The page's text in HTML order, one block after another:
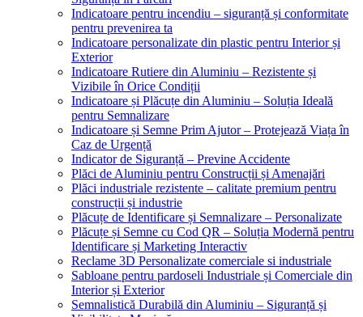
Indicatoare pentru incendiu – siguranță și conformitate
pentru prevenirea ta
Indicatoare personalizate din plastic pentru Interior și
Exterior
Indicatoare Rutiere din Aluminiu – Rezistente și
Vizibile în Orice Condiții
Indicatoare și Plăcuțe din Aluminiu – Soluția Ideală
pentru Semnalizare
Indicatoare și Semne Prim Ajutor – Protejează Viața în
Caz de Urgență
Indicator de Siguranță – Previne Accidente
Plăci de Aluminiu pentru Construcții și Amenajări
Plăci industriale rezistente – calitate premium pentru
construcții și industrie
Plăcuțe de Identificare și Semnalizare – Personalizate
Plăcuțe și Semne cu Cod QR – Soluția Modernă pentru
Identificare și Marketing Interactiv
Reclame 3D Personalizate comerciale si industriale
Sabloane pentru pardoseli Industriale și Comerciale din
Interior și Exterior
Semnalistică Durabilă din Aluminiu – Siguranță și